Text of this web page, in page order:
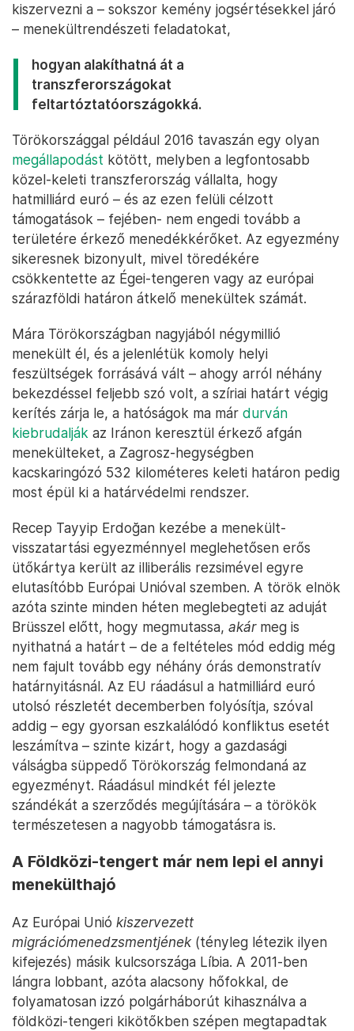
kiszervezni a – sokszor kemény jogsértésekkel járó
– menekültrendészeti feladatokat,
hogyan alakíthatná át a
transzferországokat
feltartóztatóországokká.
Törökországgal például 2016 tavaszán egy olyan
megállapodást kötött, melyben a legfontosabb
közel-keleti transzferország vállalta, hogy
hatmilliárd euró – és az ezen felüli célzott
támogatások – fejében- nem engedi tovább a
területére érkező menedékkérőket. Az egyezmény
sikeresnek bizonyult, mivel töredékére
csökkentette az Égei-tengeren vagy az európai
szárazföldi határon átkelő menekültek számát.
Mára Törökországban nagyjából négymillió
menekült él, és a jelenlétük komoly helyi
feszültségek forrásává vált – ahogy arról néhány
bekezdéssel feljebb szó volt, a szíriai határt végig
kerítés zárja le, a hatóságok ma már durván
kiebrudalják az Iránon keresztül érkező afgán
menekülteket, a Zagrosz-hegységben
kacskaringózó 532 kilométeres keleti határon pedig
most épül ki a határvédelmi rendszer.
Recep Tayyip Erdoğan kezébe a menekült-
visszatartási egyezménnyel meglehetősen erős
ütőkártya került az illiberális rezsimével egyre
elutasítóbb Európai Unióval szemben. A török elnök
azóta szinte minden héten meglebegteti az aduját
Brüsszel előtt, hogy megmutassa, akár meg is
nyithatná a határt – de a feltételes mód eddig még
nem fajult tovább egy néhány órás demonstratív
határnyitásnál. Az EU ráadásul a hatmilliárd euró
utolsó részletét decemberben folyósítja, szóval
addig – egy gyorsan eszkalálódó konfliktus esetét
leszámítva – szinte kizárt, hogy a gazdasági
válságba süppedő Törökország felmondaná az
egyezményt. Ráadásul mindkét fél jelezte
szándékát a szerződés megújítására – a törökök
természetesen a nagyobb támogatásra is.
A Földközi-tengert már nem lepi el annyi
menekülthajó
Az Európai Unió kiszervezett
migrációmenedzsmentjének(tényleg létezik ilyen
kifejezés) másik kulcsországa Líbia. A 2011-ben
lángra lobbant, azóta alacsony hőfokkal, de
folyamatosan izzó polgárháborút kihasználva a
földközi-tengeri kikötőkben szépen megtapadtak